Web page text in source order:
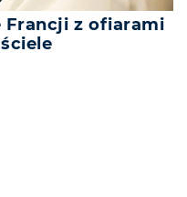
Francji z ofiarami